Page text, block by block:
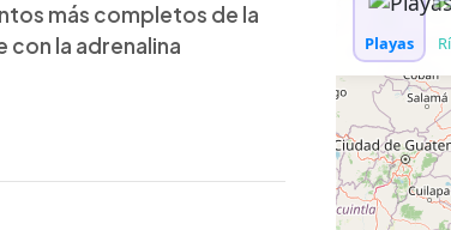
más completos de la
con la adrenalina